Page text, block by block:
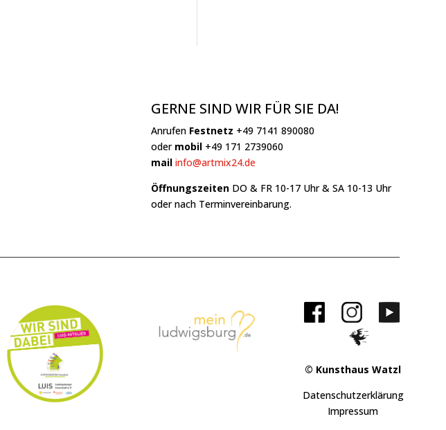
GERNE SIND WIR FÜR SIE DA!
Anrufen Festnetz +49 7141 890080
oder mobil+49 171 2739060
mail info@artmix24.de
ÖffnungszeitenDO & FR 10-17 Uhr & SA 10-13 Uhr
oder nach Terminvereinbarung.
© Kunsthaus Watzl
Datenschutzerklärung
Impressum